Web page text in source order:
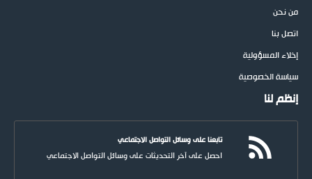
من نحن
اتصل بنا
إخلاء المسؤولية
سياسة الخصوصية
إنظم لنا
تابعنا على وسائل التواصل الاجتماعي
احصل على آخر التحديثات على وسائل التواصل الاجتماعي